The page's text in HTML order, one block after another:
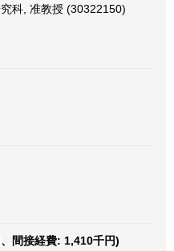
科, 准教授 (30322150)
間接経費: 1,410千円)